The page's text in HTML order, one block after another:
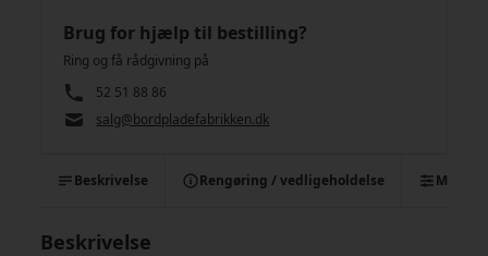
Brug for hjælp til bestilling?
Ring og få rådgivning på
52 51 88 86
salg@bordpladefabrikken.dk
Beskrivelse Rengøring / vedligeholdelse
Beskrivelse